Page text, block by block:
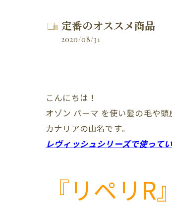
定番のオススメ商品
2020/08/31
こんにちは！
オゾン パーマ を使い髪の毛や
カナリアの山名です。
レヴィッシュシリーズで使って
『リペリR』